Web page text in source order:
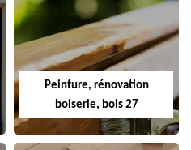
Peinture, rénovation
boiserie, bois 27